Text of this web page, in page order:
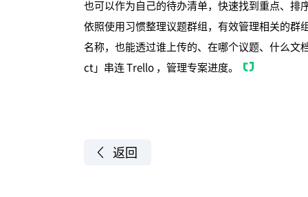
也可以作为自己的待办清单，快速找到重点、排
依照使用习惯整理议题群组，有效管理相关的群
名称，也能透过谁上传的、在哪个议题、什么文
ct」串连 Trello ，管理专案进度。
返回